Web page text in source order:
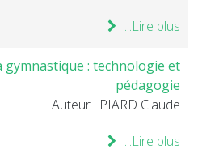
Lire plus...
gymnastique : technologie et
pédagogie
Auteur : PIARD Claude
Lire plus...